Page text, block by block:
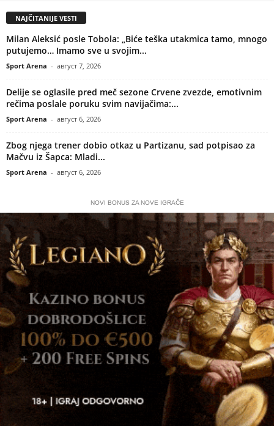
NAJČITANIJE VESTI
Milan Aleksić posle Tobola: „Biće teška utakmica tamo, mnogo
putujemo… Imamo sve u svojim...
Sport Arena - август 7, 2026
Delije se oglasile pred meč sezone Crvene zvezde, emotivnim
rečima poslale poruku svim navijačima:...
Sport Arena - август 6, 2026
Zbog njega trener dobio otkaz u Partizanu, sad potpisao za
Mačvu iz Šapca: Mladi...
Sport Arena - август 6, 2026
NOVI BONUS ZA NOVE IGRAČE